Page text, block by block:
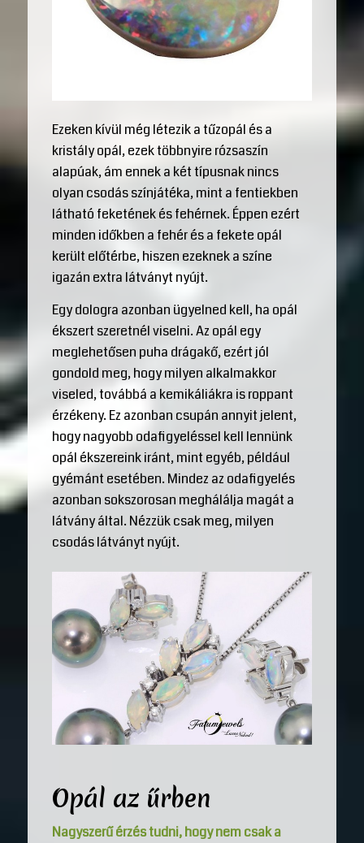
Ezeken kívül még létezik a tűzopál és a
kristály opál, ezek többnyire rózsaszín
alapúak, ám ennek a két típusnak nincs
olyan csodás színjátéka, mint a fentiekben
látható feketének és fehérnek. Éppen ezért
minden időkben a fehér és a fekete opál
került előtérbe, hiszen ezeknek a színe
igazán extra látványt nyújt.
Egy dologra azonban ügyelned kell, ha opál
ékszert szeretnél viselni. Az opál egy
meglehetősen puha drágakő, ezért jól
gondold meg, hogy milyen alkalmakkor
viseled, továbbá a kemikáliákra is roppant
érzékeny. Ez azonban csupán annyit jelent,
hogy nagyobb odafigyeléssel kell lennünk
opál ékszereink iránt, mint egyéb, például
gyémánt esetében. Mindez az odafigyelés
azonban sokszorosan meghálálja magát a
látvány által. Nézzük csak meg, milyen
csodás látványt nyújt.
Opál az űrben
Nagyszerű érzés tudni, hogy nem csak a